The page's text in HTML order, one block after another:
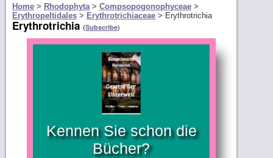
Home > Rhodophyta > Compsopogonophyceae >
Erythropeltidales > Erythrotrichiaceae > Erythrotrichia
Erythrotrichia (Subscribe)
Kennen Sie schon die
Bücher?